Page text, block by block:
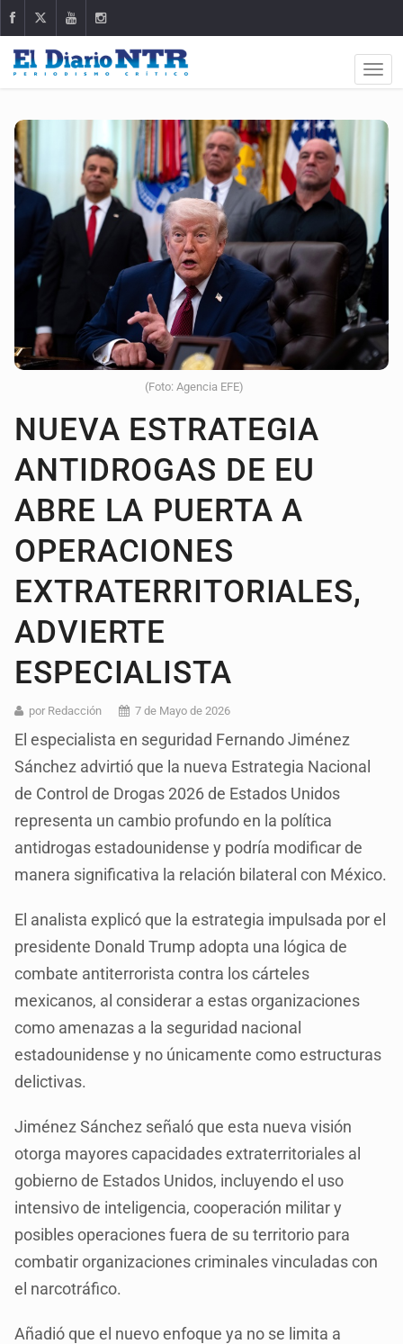
(Foto: Agencia EFE)
NUEVA ESTRATEGIA
ANTIDROGAS DE EU
ABRE LA PUERTA A
OPERACIONES
EXTRATERRITORIALES,
ADVIERTE
ESPECIALISTA
por Redacción 7 de Mayo de 2026
El especialista en seguridad Fernando Jiménez
Sánchez advirtió que la nueva Estrategia Nacional
de Control de Drogas 2026 de Estados Unidos
representa un cambio profundo en la política
antidrogas estadounidense y podría modificar de
manera significativa la relación bilateral con México.
El analista explicó que la estrategia impulsada por el
presidente Donald Trump adopta una lógica de
combate antiterrorista contra los cárteles
mexicanos, al considerar a estas organizaciones
como amenazas a la seguridad nacional
estadounidense y no únicamente como estructuras
delictivas.
Jiménez Sánchez señaló que esta nueva visión
otorga mayores capacidades extraterritoriales al
gobierno de Estados Unidos, incluyendo el uso
intensivo de inteligencia, cooperación militar y
posibles operaciones fuera de su territorio para
combatir organizaciones criminales vinculadas con
el narcotráfico.
Añadió que el nuevo enfoque ya no se limita a